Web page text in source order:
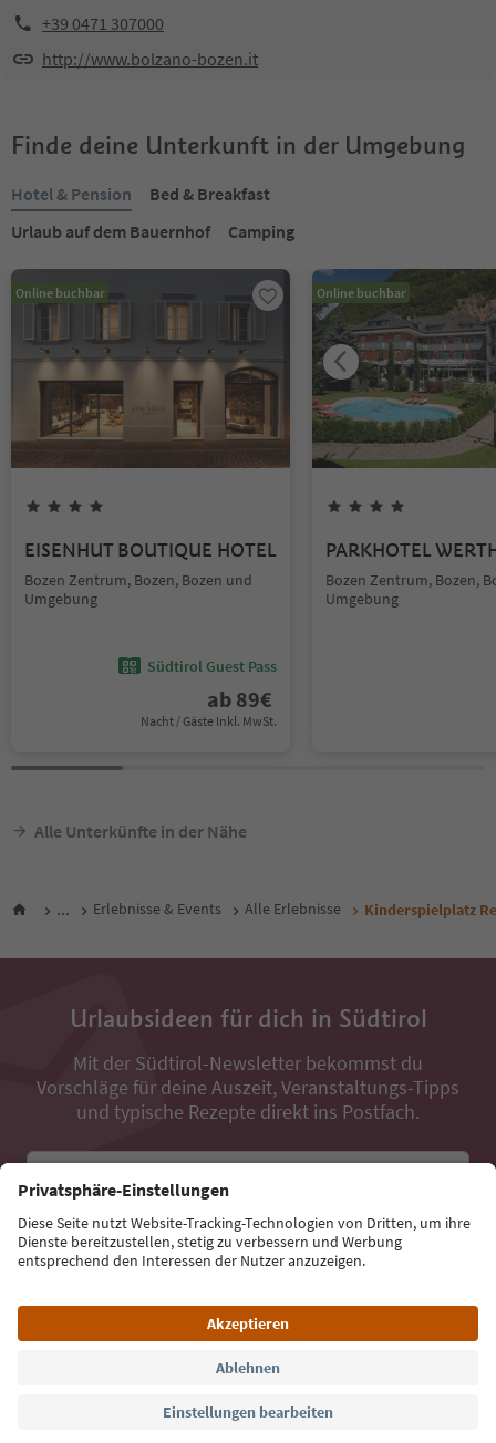
+39 0471 307000
http://www.bolzano-bozen.it
Finde deine Unterkunft in der Umgebung
Hotel & Pension
Bed & Breakfast
Urlaub auf dem Bauernhof
Camping
Online buchbar
EISENHUT BOUTIQUE HOTEL
Bozen Zentrum, Bozen, Bozen und
Umgebung
Südtirol Guest Pass
ab 89€
Nacht / Gäste Inkl. MwSt.
Online buchbar
PARKHOTEL
Bozen Zentrum, Bozen,
Umgebung
Alle Unterkünfte in der Nähe
... Erlebnisse & Events Alle Erlebnisse Kinderspielplatz
Urlaubsideen für dich in Südtirol
Mit der Südtirol-Newsletter bekommst du
Vorschläge für deine Auszeit, Veranstaltungs-Tipps
und typische Rezepte direkt ins Postfach.
Jetzt anmelden